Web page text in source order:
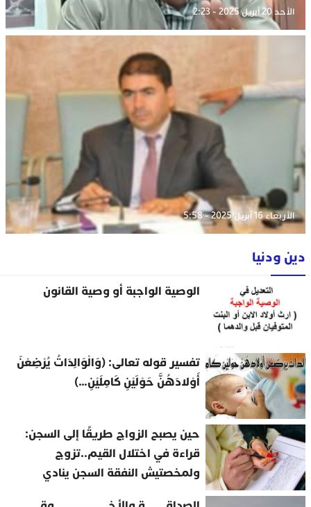
الأحد 20 أبريل 2025 - 2:23
الأربعاء 16 أبريل 2025 - 5:58
دين ودنيا
الوصية الواجبة أو وصية القانون
تفسير قوله تعالى: (وَالْوَالِدَاتُ يُرْضِعْنَ
أَوْلادَهُنَّ حَوْلَيْنِ كَامِلَيْنِ…)
حين يصبح الزواج طريقًا إلى السجن:
قراءة في اختلال القيم..تزوج
ولمخصتيش النفقة السجن ينادي